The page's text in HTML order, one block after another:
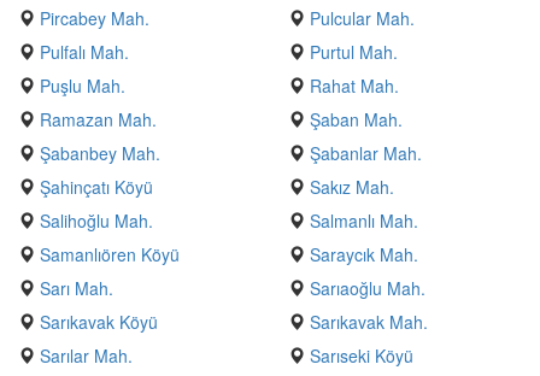
Pircabey Mah.
Pulcular Mah.
Pulfalı Mah.
Purtul Mah.
Puşlu Mah.
Rahat Mah.
Ramazan Mah.
Şaban Mah.
Şabanbey Mah.
Şabanlar Mah.
Şahinçatı Köyü
Sakız Mah.
Salihoğlu Mah.
Salmanlı Mah.
Samanlıören Köyü
Saraycık Mah.
Sarı Mah.
Sarıaoğlu Mah.
Sarıkavak Köyü
Sarıkavak Mah.
Sarılar Mah.
Sarıseki Köyü